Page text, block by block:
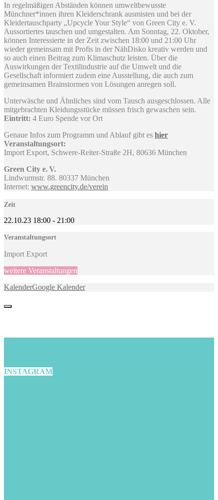
In regelmäßigen Abständen können umweltbewusste
Münchner*innen ihren Kleiderschrank ausmisten und bei der
Kleidertauschparty „Upcycle Your Style“ von Green City e. V.
Aussortiertes tauschen und umgestalten. Am Sonntag, 22. Oktober,
können Interessierte in der Zeit zwischen 18:00 und 21:00 Uhr
wieder gemeinsam mit Profis in der NähDisko kreativ werden und
so auch einen Beitrag zum Klimaschutz leisten. Über die
Auswirkungen der Textilindustrie auf die Umwelt und die
Gesellschaft informiert zudem eine Ausstellung, die auch zum
gemeinsamen Brainstormen von Lösungen anregen soll.
Unterwäsche und Ähnliches sind vom Tausch ausgeschlossen. Alle
mitgebrachten Kleidungsstücke müssen frisch gewaschen sein.
Eintritt: 4 Euro Spende vor Ort
Genaue Infos zum Programm und Ablauf gibt es hier
Veranstaltungsort:
Import Export, Schwere-Reiter-Straße 2H, 80636 München
Green City e. V.
Lindwurmstr. 88. 80337 München
Internet: www.greencity.de/verein
Zeit
22.10.23 18:00 - 21:00
Veranstaltungsort
Import Export
weitere Veranstaltungen
KalenderGoogle Kalender
INSTAGRAM